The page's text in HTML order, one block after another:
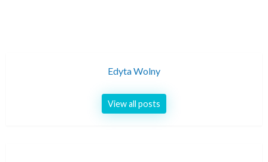
Edyta Wolny
View all posts